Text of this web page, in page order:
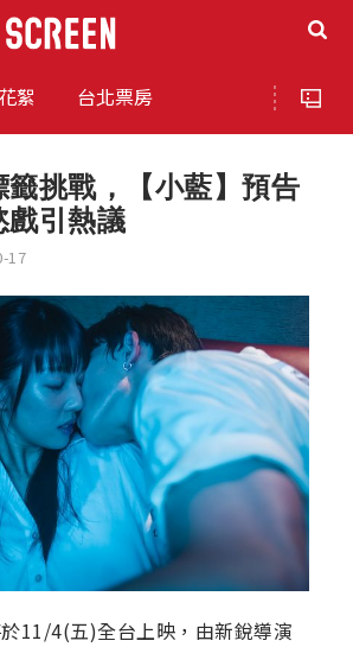
絮 台北票房
籤挑戰，【小藍】預告
戲引熱議
17
11/4(五)全台上映，由新銳導演